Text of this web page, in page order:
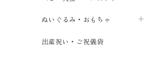
ワンピース・チュニック
肌着・下着
ミトン・手袋chevron_right
靴下・タイツ chevron_right
ベビーパジャマchevron_right
ベビー布団・シーツ
ベビーおむつ・おむつカバー chevron_right
トレーニングパンツ
ぬいぐるみ・おもちゃ
ファーストトイchevron_right
出産祝い・ご祝儀袋